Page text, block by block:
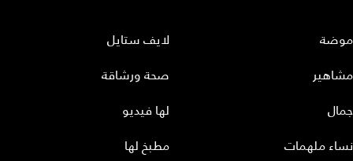
موضة
مشاهير
جمال
نساء ملهمات
لايف ستايل
صحة ورشاقة
لها فيديو
مطبخ لها